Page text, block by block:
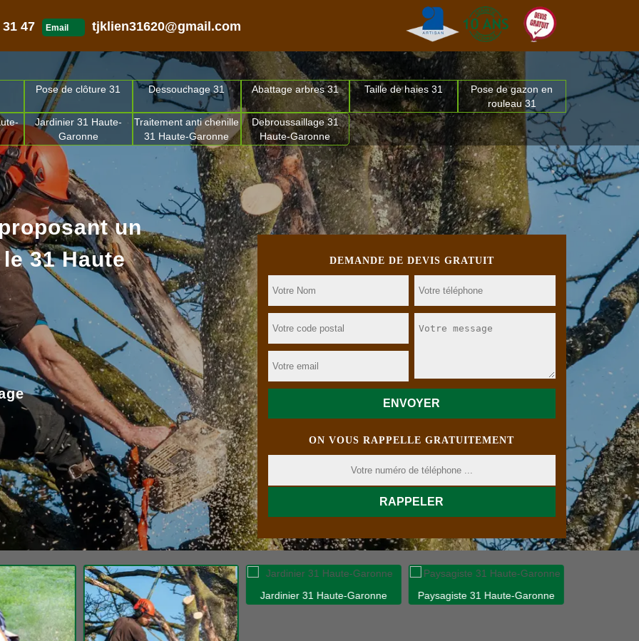
47 Email tjklien31620@gmail.com
Pose de clôture 31 Dessouchage 31 Abattage arbres 31 Taille de haies 31
Pose de gazon en
rouleau 31
Jardinier 31 Haute-
Garonne
Traitement anti chenille
31 Haute-Garonne
Debroussaillage 31
Haute-Garonne
DEMANDE DE DEVIS GRATUIT
ON VOUS RAPPELLE GRATUITEMENT
un
31 Haute
Jardinier 31 Haute-Garonne Paysagiste 31 Haute-Garonne